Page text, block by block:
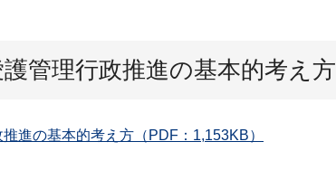
管理行政推進の基本的考え方
進の基本的考え方（PDF：1,153KB）